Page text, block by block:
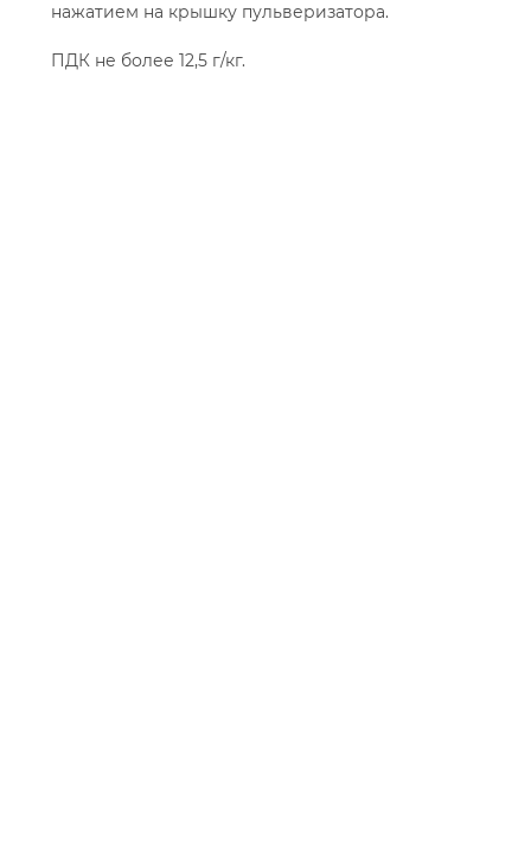
нажатием на крышку пульверизатора.
ПДК не более 12,5 г/кг.